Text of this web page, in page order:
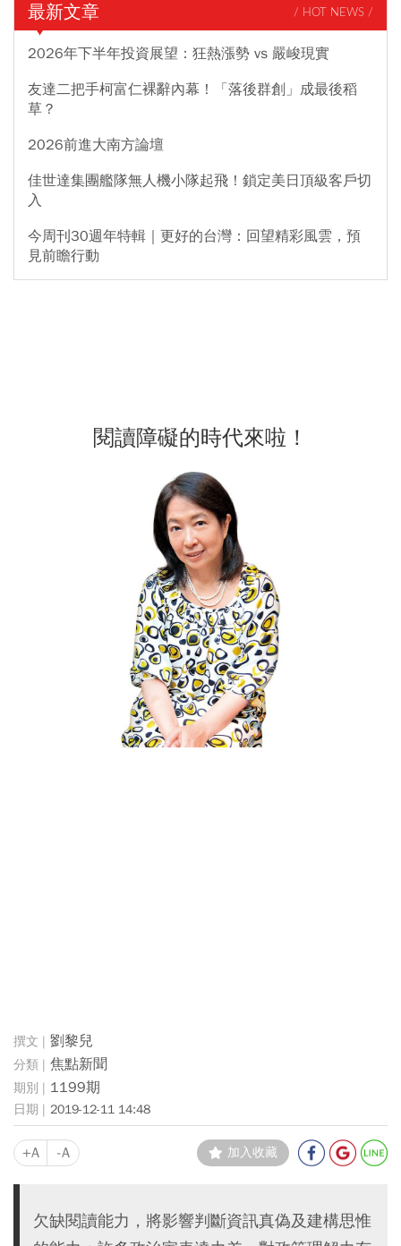
最新文章 / HOT NEWS /
2026年下半年投資展望：狂熱漲勢 vs 嚴峻現實
友達二把手柯富仁裸辭內幕！「落後群創」成最後稻
草？
2026前進大南方論壇
佳世達集團艦隊無人機小隊起飛！鎖定美日頂級客戶切
入
今周刊30週年特輯｜更好的台灣：回望精彩風雲，預
見前瞻行動
閱讀障礙的時代來啦！
劉黎兒
焦點新聞
1199期
2019-12-11 14:48
+A -A 加入收藏
欠缺閱讀能力，將影響判斷資訊真偽及建構思惟